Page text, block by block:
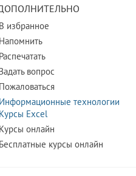
избранное
вопрос
технологии
Excel
онлайн
курсы онлайн